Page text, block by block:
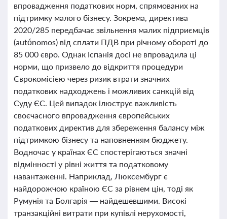
впровадження податкових норм, спрямованих на
підтримку малого бізнесу. Зокрема, директива
2020/285 передбачає звільнення малих підприємців
(autónomos) від сплати ПДВ при річному обороті до
85 000 євро. Однак Іспанія досі не впровадила ці
норми, що призвело до відкриття процедури
Єврокомісією через ризик втрати значних
податкових надходжень і можливих санкцій від
Суду ЄС. Цей випадок ілюструє важливість
своєчасного впровадження європейських
податкових директив для збереження балансу між
підтримкою бізнесу та наповненням бюджету.
Водночас у країнах ЄС спостерігаються значні
відмінності у рівні життя та податковому
навантаженні. Наприклад, Люксембург є
найдорожчою країною ЄС за рівнем цін, тоді як
Румунія та Болгарія — найдешевшими. Високі
транзакційні витрати при купівлі нерухомості,